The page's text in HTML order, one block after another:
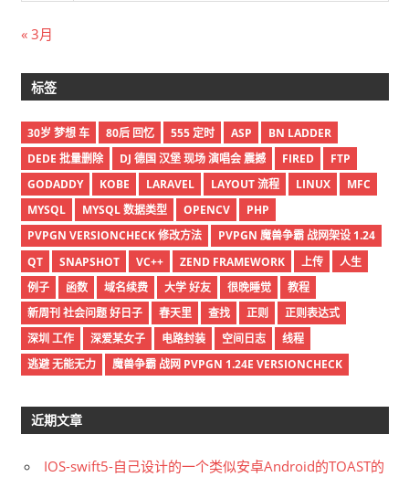
« 3月
标签
30岁 梦想 车 80后 回忆 555 定时 ASP
BN LADDER
DEDE 批量删除
DJ 德国 汉堡 现场 演唱会 震撼 FIRED
FTP
GODADDY
KOBE LARAVEL LAYOUT 流程 LINUX
MFC
MYSQL
MYSQL 数据类型 OPENCV
PHP
PVPGN VERSIONCHECK 修改方法
PVPGN 魔兽争霸 战网架设 1.24
QT
SNAPSHOT VC++ ZEND FRAMEWORK 上传
人生
例子
函数 域名续费 大学 好友 很晚睡觉
教程
新周刊 社会问题 好日子
春天里 查找 正则
正则表达式
深圳 工作
深爱某女子 电路封装 空间日志
线程
逃避 无能无力
魔兽争霸 战网 PVPGN 1.24E VERSIONCHECK
近期文章
IOS-swift5-自己设计的一个类似安卓Android的TOAST的